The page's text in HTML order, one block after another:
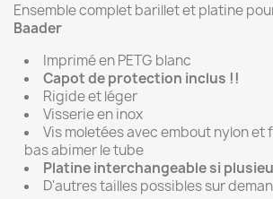
Ensemble complet barillet et platine
Baader
Imprimé en PETG blanc
Capot de protection inclus !!
Rigide et léger
Visserie en inox
Vis moletées avec embout nylon et
bas abimer le tube
Platine interchangeable si
D'autres tailles possibles sur